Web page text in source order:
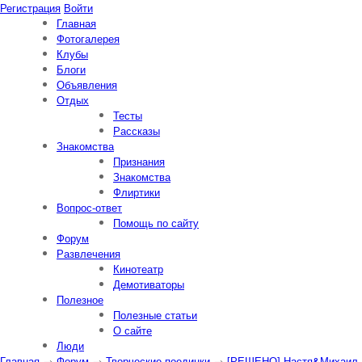
Регистрация Войти
Главная
Фотогалерея
Клубы
Блоги
Объявления
Отдых
Тесты
Рассказы
Знакомства
Признания
Знакомства
Флиртики
Вопрос-ответ
Помощь по сайту
Форум
Развлечения
Кинотеатр
Демотиваторы
Полезное
Полезные статьи
О сайте
Люди